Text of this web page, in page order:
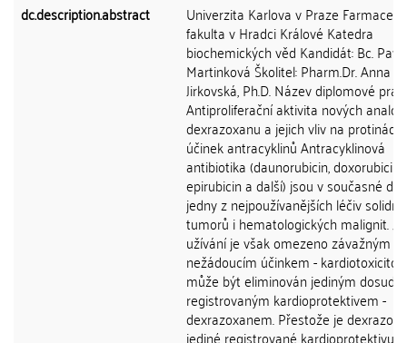
dc.description.abstract
Univerzita Karlova v Praze
fakulta v Hradci Králové Katedra
biochemických věd Kandidát: Bc.
Martinková Školitel: Pharm.Dr. Anna
Jirkovská, Ph.D. Název diplomové
Antiproliferační aktivita nových
dexrazoxanu a jejich vliv na
účinek antracyklinů Antracyklinová
antibiotika (daunorubicin, doxorubicin,
epirubicin a další) jsou v současné
jedny z nejpoužívanějších léčiv
tumorů i hematologických malignit.
užívání je však omezeno závažným
nežádoucím účinkem -
může být eliminován jediným dosud
registrovaným kardioprotektivem -
dexrazoxanem. Přestože je
jediné registrované